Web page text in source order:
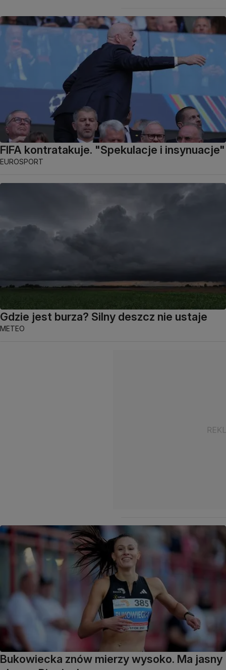
FIFA kontratakuje. "Spekulacje i insynuacje"
EUROSPORT
Gdzie jest burza? Silny deszcz nie ustaje
METEO
Bukowiecka znów mierzy wysoko. Ma jasny